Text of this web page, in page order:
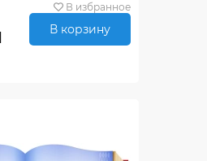
В избранное
В корзину